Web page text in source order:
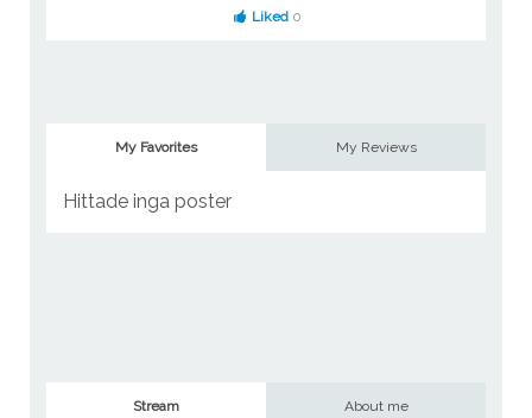
Liked 0
My Favorites My Reviews
Hittade inga poster
Stream About me